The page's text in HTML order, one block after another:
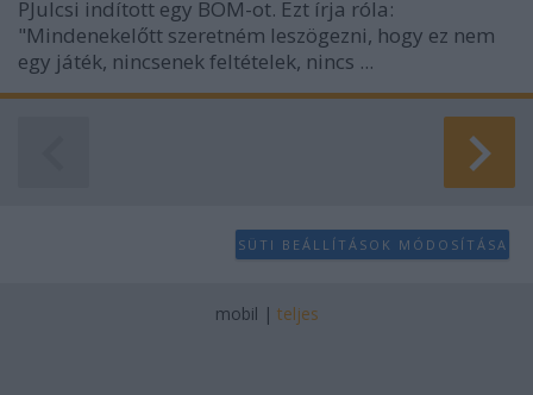
PJulcsi indított egy BOM-ot. Ezt írja róla:
"Mindenekelőtt szeretném leszögezni, hogy ez nem
egy játék, nincsenek feltételek, nincs ...
SÜTI BEÁLLÍTÁSOK MÓDOSÍTÁSA
mobil | teljes